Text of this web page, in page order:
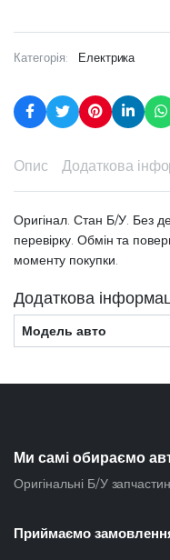
Категорія: Електрика
Опис Додаткова
Оригінал. Стан Б/У. Без
перевірку. Обмін та
моменту покупки.
Додаткова
Модель авто
Ми самі обираємо
Оригінальні Б/У
Приймаємо